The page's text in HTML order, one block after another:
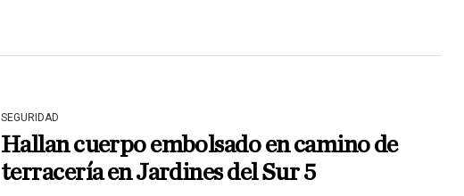
SEGURIDAD
Hallan cuerpo embolsado en camino de
terracería en Jardines del Sur 5